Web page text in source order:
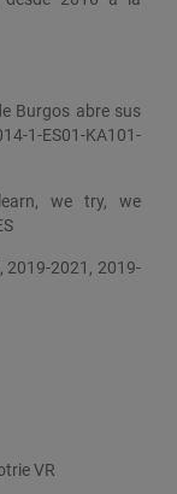
Burgos abre sus
1-ES01-KA101-
we try, we
2019-2021, 2019-
VR